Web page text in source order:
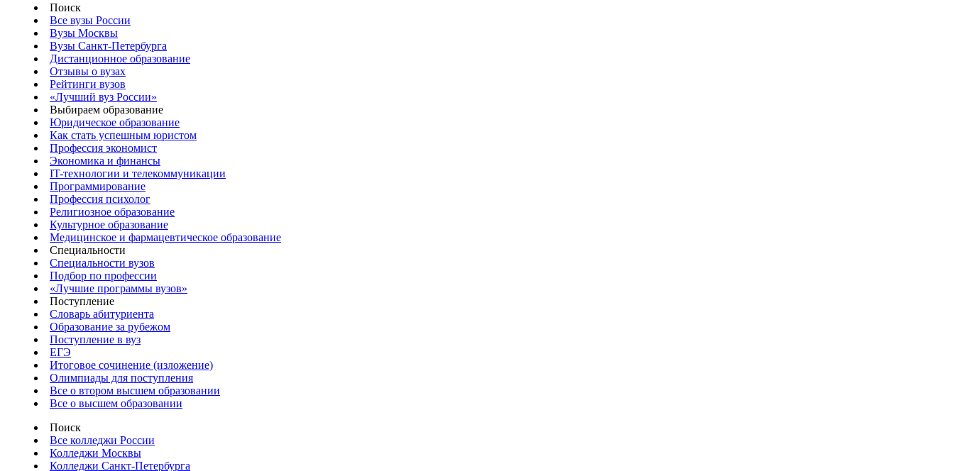
Поиск
Все вузы России
Вузы Москвы
Вузы Санкт-Петербурга
Дистанционное образование
Отзывы о вузах
Рейтинги вузов
«Лучший вуз России»
Выбираем образование
Юридическое образование
Как стать успешным юристом
Профессия экономист
Экономика и финансы
IT-технологии и телекоммуникации
Программирование
Профессия психолог
Религиозное образование
Культурное образование
Медицинское и фармацевтическое образование
Специальности
Специальности вузов
Подбор по профессии
«Лучшие программы вузов»
Поступление
Словарь абитуриента
Образование за рубежом
Поступление в вуз
ЕГЭ
Итоговое сочинение (изложение)
Олимпиады для поступления
Все о втором высшем образовании
Все о высшем образовании
Поиск
Все колледжи России
Колледжи Москвы
Колледжи Санкт-Петербурга